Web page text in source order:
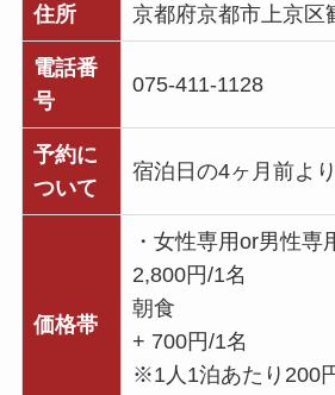
住所 京都府京都市上京区
電話番
号
075-411-1128
予約に
ついて
宿泊日の4ヶ月前よ
価格帯
・女性専用or男性専
2,800円/1名
朝食
+ 700円/1名
※1人1泊あたり200